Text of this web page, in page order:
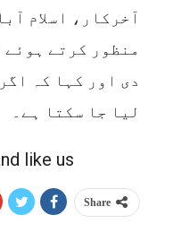
آخرکار، اسلام
منظور کرتے ہوئے
دی اور کہا کہ
لیا جا سکتا ہے۔
like us:
Share